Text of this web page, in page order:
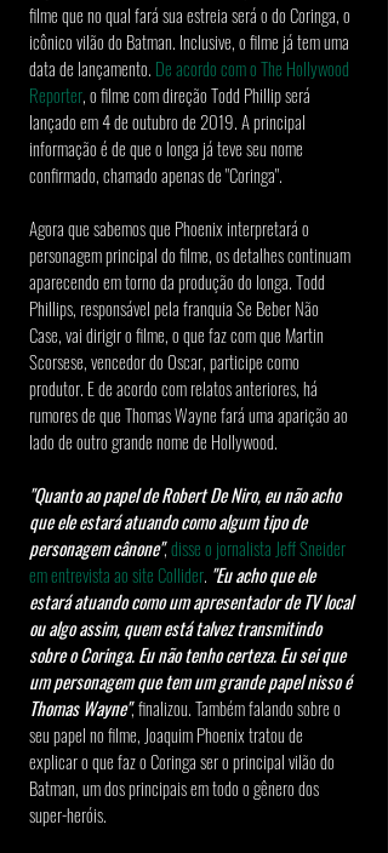
filme que no qual fará sua estreia será o do Coringa, o
icônico vilão do Batman. Inclusive, o filme já tem uma
data de lançamento. De acordo com o The Hollywood
Reporter, o filme com direção Todd Phillip será
lançado em 4 de outubro de 2019. A principal
informação é de que o longa já teve seu nome
confirmado, chamado apenas de "Coringa".
Agora que sabemos que Phoenix interpretará o
personagem principal do filme, os detalhes continuam
aparecendo em torno da produção do longa. Todd
Phillips, responsável pela franquia Se Beber Não
Case, vai dirigir o filme, o que faz com que Martin
Scorsese, vencedor do Oscar, participe como
produtor. E de acordo com relatos anteriores, há
rumores de que Thomas Wayne fará uma aparição ao
lado de outro grande nome de Hollywood.
"Quanto ao papel de Robert De Niro, eu não acho
que ele estará atuando como algum tipo de
personagem cânone", disse o jornalista Jeff Sneider
em entrevista ao site Collider. "Eu acho que ele
estará atuando como um apresentador de TV local
ou algo assim, quem está talvez transmitindo
sobre o Coringa. Eu não tenho certeza. Eu sei que
um personagem que tem um grande papel nisso é
Thomas Wayne", finalizou. Também falando sobre o
seu papel no filme, Joaquim Phoenix tratou de
explicar o que faz o Coringa ser o principal vilão do
Batman, um dos principais em todo o gênero dos
super-heróis.